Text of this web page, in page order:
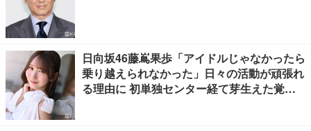
日向坂46藤嶌果歩「アイドルじゃなかったら
乗り越えられなかった」日々の活動が頑張れ
る理由に 初単独センター経て芽生えた覚悟